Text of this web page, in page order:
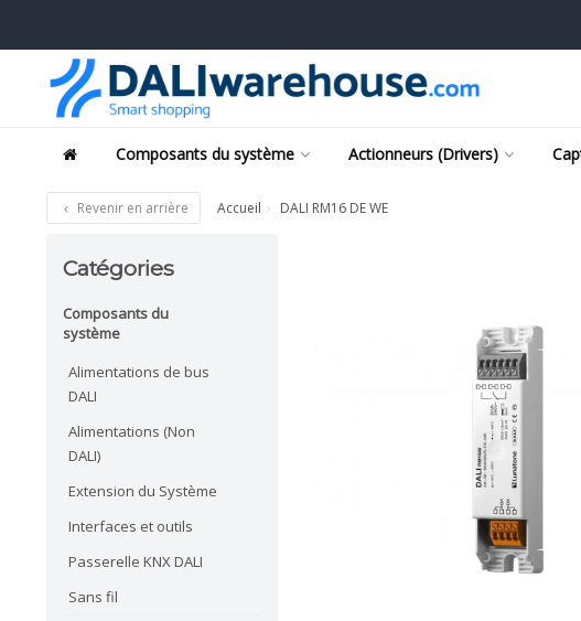
Composants du système Actionneurs (Drivers)
Revenir en arrière Accueil DALI RM16 DE WE
Catégories
Composants du
système
Alimentations de bus
DALI
Alimentations (Non
DALI)
Extension du Système
Interfaces et outils
Passerelle KNX DALI
Sans fil